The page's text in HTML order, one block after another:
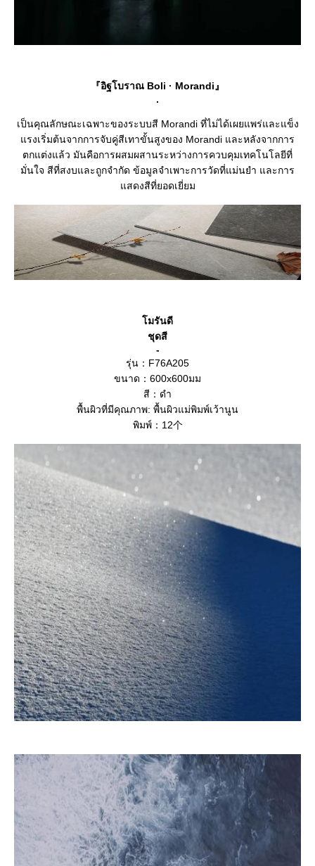
『อิฐโบราณ Boli · Morandi』
.
เป็นคุณลักษณะเฉพาะของระบบสี Morandi ที่ไม่ได้เผยแพร่และแข็ง
แรงเริ่มต้นจากการจับคู่สีเทาขั้นสูงของ Morandi และหลังจากการ
ตกแต่งแล้ว มันคือการผสมผสานระหว่างการควบคุมเทคโนโลยีที่
มั่นใจ สีที่สงบและถูกจำกัด ข้อมูลจำเพาะการวัดที่แม่นยำ และการ
แสดงสีที่ยอดเยี่ยม
โมรันดี
ชุดสี
-
รุ่น：F76A205
ขนาด：600x600มม
สี：ดำ
พื้นผิวที่มีคุณภาพ: พื้นผิวแม่พิมพ์เว้านูน
พิมพ์：12个